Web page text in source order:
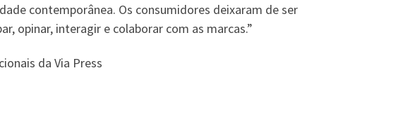
contemporânea. Os consumidores deixaram de ser
opinar, interagir e colaborar com as marcas.”
da Via Press